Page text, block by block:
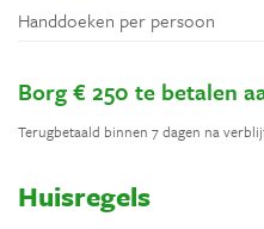
Handdoeken per persoon
Borg € 250 te betalen
Terugbetaald binnen 7 dagen na
Huisregels